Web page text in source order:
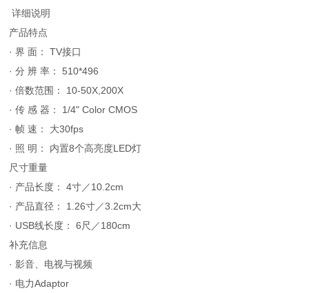
详细说明
产品特点
· 界 面： TV接口
· 分 辨 率： 510*496
· 倍数范围： 10-50X,200X
· 传 感 器： 1/4" Color CMOS
· 帧 速： 大30fps
· 照 明： 内置8个高亮度LED灯
尺寸重量
· 产品长度： 4寸／10.2cm
· 产品直径： 1.26寸／3.2cm大
· USB线长度： 6尺／180cm
补充信息
· 影音、电视与视频
· 电力Adaptor